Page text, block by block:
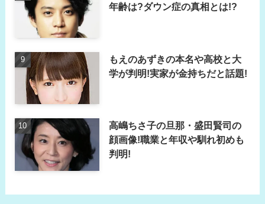
年齢は?ダウン症の真相とは!?
もえのあずきの本名や高校と大
学が判明!実家が金持ちだと話題!
高嶋ちさ子の旦那・盛田賢司の
顔画像!職業と年収や馴れ初めも
判明!